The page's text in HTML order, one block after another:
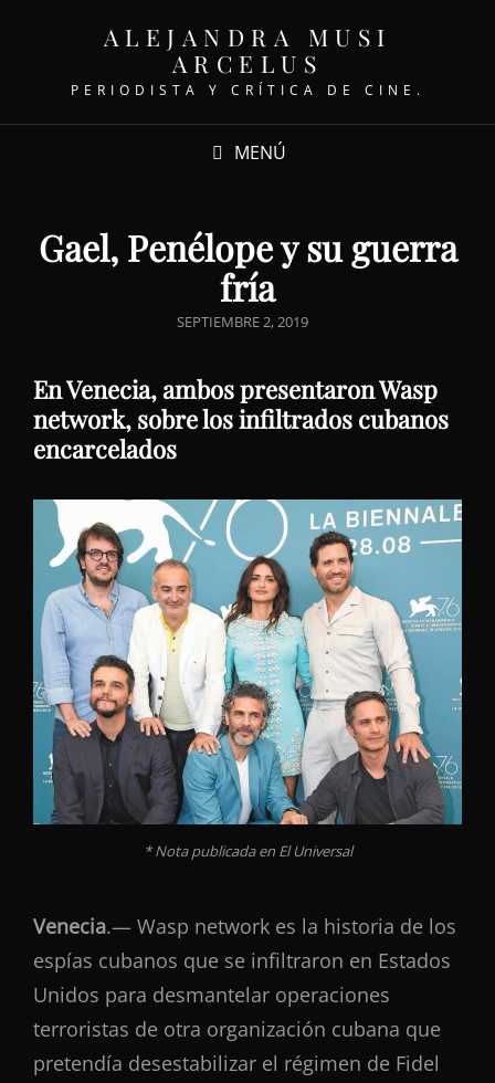
ALEJANDRA MUSI
ARCELUS
PERIODISTA Y CRÍTICA DE CINE.
MENÚ
Gael, Penélope y su guerra
fría
PUBLICADO
SEPTIEMBRE 2, 2019
En Venecia, ambos presentaron Wasp
network, sobre los infiltrados cubanos
encarcelados
* Nota publicada en El Universal
Venecia.— Wasp network es la historia de los
espías cubanos que se infiltraron en Estados
Unidos para desmantelar operaciones
terroristas de otra organización cubana que
pretendía desestabilizar el régimen de Fidel